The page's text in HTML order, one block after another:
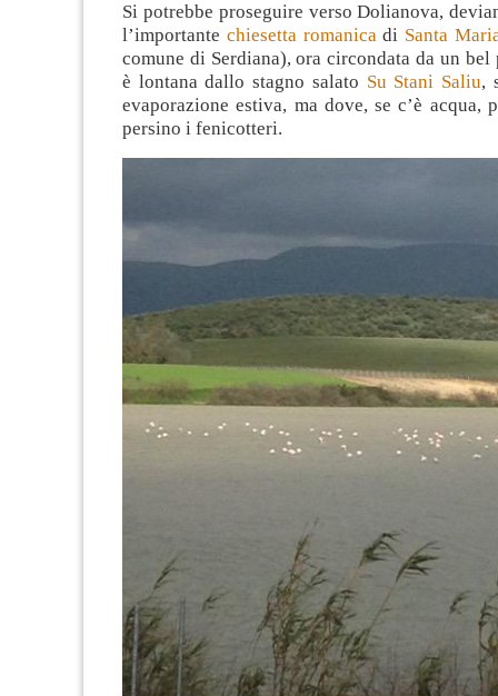
Si potrebbe proseguire verso Dolianova,
l’importante chiesetta romanicadi Santa
comune di Serdiana), ora circondata da un bel
è lontana dallo stagno salato Su Stani Saliu,
evaporazione estiva, ma dove, se c’è acqua,
persino i fenicotteri.